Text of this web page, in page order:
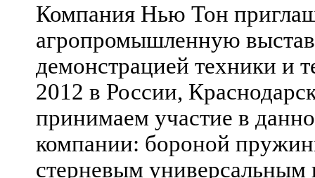
Компания Нью Тон
агропромышленную
демонстрацией техники и
2012 в России,
принимаем участие в
компании: бороной
стерневым универсальным